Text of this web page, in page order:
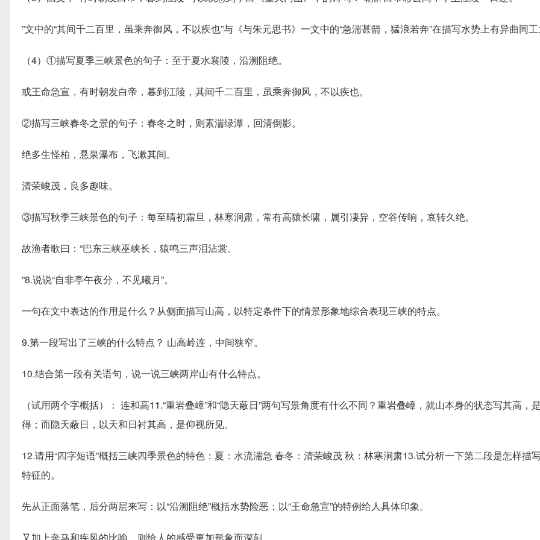
”文中的“其间千二百里，虽乘奔御风，不以疾也”与《与朱元思书》一文中的“急湍甚箭，猛浪若奔”在描写水势上有异曲同
（4）①描写夏季三峡景色的句子：至于夏水襄陵，沿溯阻绝。
或王命急宣，有时朝发白帝，暮到江陵，其间千二百里，虽乘奔御风，不以疾也。
②描写三峡春冬之景的句子：春冬之时，则素湍绿潭，回清倒影。
绝多生怪柏，悬泉瀑布，飞漱其间。
清荣峻茂，良多趣味。
③描写秋季三峡景色的句子：每至晴初霜旦，林寒涧肃，常有高猿长啸，属引凄异，空谷传响，哀转久绝。
故渔者歌曰：“巴东三峡巫峡长，猿鸣三声泪沾裳。
”8.说说“自非亭午夜分，不见曦月”。
一句在文中表达的作用是什么？从侧面描写山高，以特定条件下的情景形象地综合表现三峡的特点。
9.第一段写出了三峡的什么特点？ 山高岭连，中间狭窄。
10.结合第一段有关语句，说一说三峡两岸山有什么特点。
（试用两个字概括）： 连和高11.“重岩叠嶂”和“隐天蔽日”两句写景角度有什么不同？重岩叠嶂，就山本身的状态写其高，
得；而隐天蔽日，以天和日衬其高，是仰视所见。
12.请用“四字短语”概括三峡四季景色的特色：夏：水流湍急 春冬：清荣峻茂 秋：林寒涧肃13.试分析一下第二段是怎样描
特征的。
先从正面落笔，后分两层来写：以“沿溯阻绝”概括水势险恶；以“王命急宣”的特例给人具体印象。